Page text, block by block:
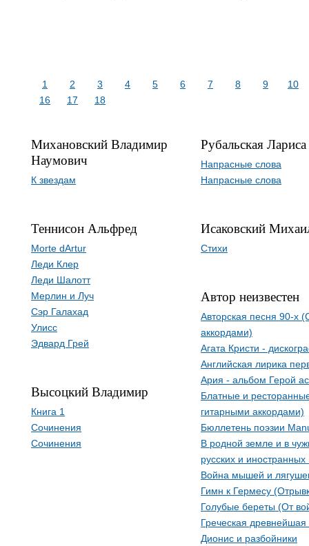
1 2 3 4 5 6 7 8 9
10
16
17 18
Михановский Владимир
Наумович
К звездам
Теннисон Альфред
Morte dArtur
Леди Клер
Леди Шалотт
Мерлин и Луч
Сэр Галахад
Улисс
Эдвард Грей
Высоцкий Владимир
Книга 1
Сочинения
Сочинения
Рубальская Лариса
Напрасные слова
Напрасные слова
Исаковский
Стихи
Автор неизвестен
Авторская песня 90-х
аккордами)
Агата Кристи -
Английская лирика
Ария - альбом Герой
Блатные и
гитарными аккордами)
Бюллетень поэзии
В родной земле и в
русских и иностранных
Война мышей и
Гимн к Гермесу
Голубые береты (От
Греческая древнейшая
Дионис и разбойники